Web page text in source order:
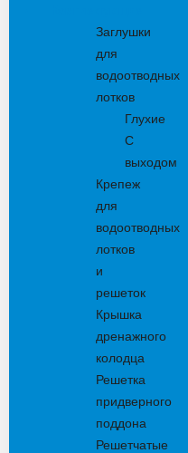
Заглушки
для
водоотводных
лотков
Глухие
С
выходом
Крепеж
для
водоотводных
лотков
и
решеток
Крышка
дренажного
колодца
Решетка
придверного
поддона
Решетчатые